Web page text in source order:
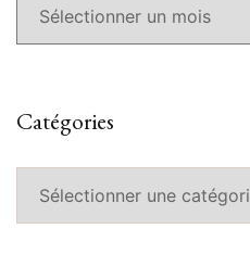
Catégories